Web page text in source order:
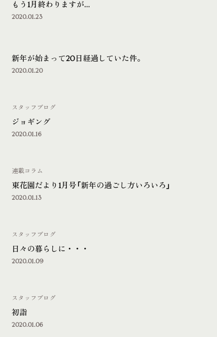
もう1月終わりますが…
2020.01.23
新年が始まって20日経過していた件。
2020.01.20
ジョギング
スタッフブログ
2020.01.16
東花園だより1月号「新年の過ごし方いろいろ」
連載コラム
2020.01.13
日々の暮らしに・・・
スタッフブログ
2020.01.09
初詣
スタッフブログ
2020.01.06